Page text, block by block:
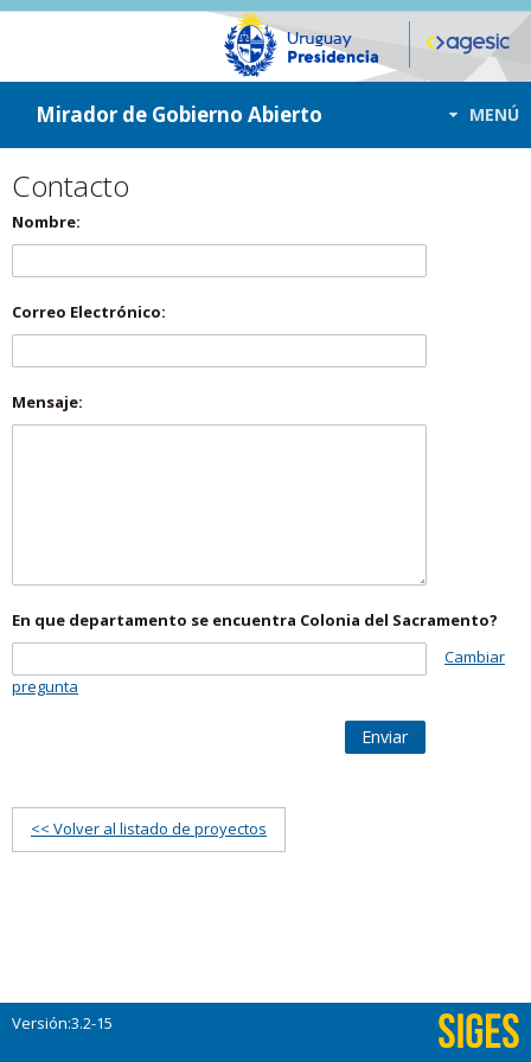
ir a contenido
ir al menú
Mirador de Gobierno Abierto MENÚ
Contacto
Nombre:
Correo Electrónico:
Mensaje:
En que departamento se encuentra Colonia del Sacramento?
Cambiar
pregunta
Enviar
<< Volver al listado de proyectos
Versión:3.2-15